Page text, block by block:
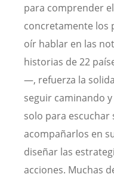
para comprender
concretamente los
oír hablar en las
historias de 22
—, refuerza la
seguir caminando
solo para
acompañarlos en
diseñar las
acciones. Muchas